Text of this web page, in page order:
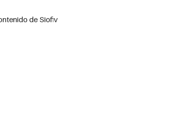
de Siofiv